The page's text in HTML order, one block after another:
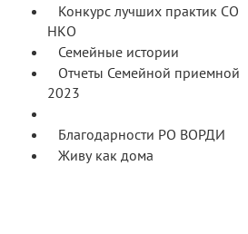
Конкурс лучших практик СО
НКО
Семейные истории
Отчеты Семейной приемной
2023
Благодарности РО ВОРДИ
Живу как дома